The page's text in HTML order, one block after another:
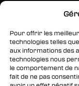
Pour offrir les
technologies telles
aux informations des
technologies nous
le comportement de
fait de ne pas